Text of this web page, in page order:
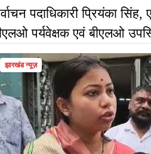
पदाधिकारी प्रियंका सिंह,
पर्यवेक्षक एवं बीएलओ
झारखंड न्यूज़